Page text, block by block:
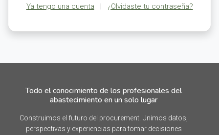
Ya tengo una cuenta | ¿Olvidaste tu contraseña?
Todo el conocimiento de los profesionales del
abastecimiento en un solo lugar
Construimos el futuro del procurement. Unimos datos,
perspectivas y experiencias para tomar decisiones